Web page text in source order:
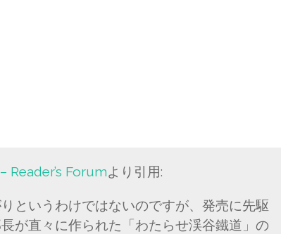
Reader’s Forumより引用:
というわけではないのですが、発売に先駆
が直々に作られた「わたらせ渓谷鐵道」の